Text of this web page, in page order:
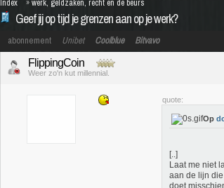
Geef jij op tijd je grenzen aan op je werk?
Index »werk, geldzaken, recht en de beurs
abonnement Unibet Coolblue Bitvavo
FlippingCoin
Weer zo'n kut millennial.
quote:
Op
[..]
Laat me niet
aan de lijn
doet